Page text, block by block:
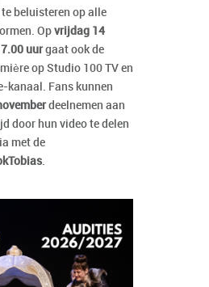
beluisteren op alle
Op vrijdag 14
uurgaat ook de
op Studio 100 TV en
kanaal. Fans kunnen
deelnemen aan
door hun video te delen
met de
.